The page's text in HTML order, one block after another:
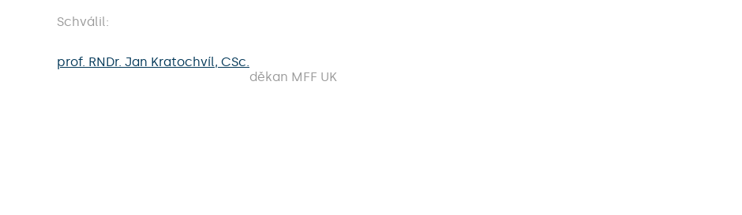
Schválil:
prof. RNDr. Jan Kratochvíl, CSc.
děkan MFF UK